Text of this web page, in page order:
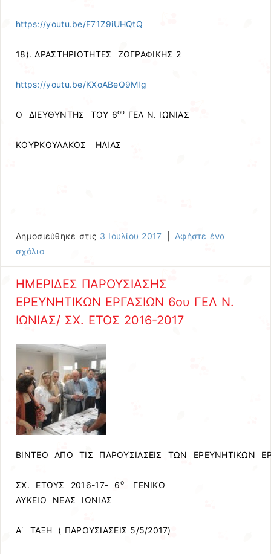
https://youtu.be/F71Z9iUHQtQ
18). ΔΡΑΣΤΗΡΙΟΤΗΤΕΣ ΖΩΓΡΑΦΙΚΗΣ 2
https://youtu.be/KXoABeQ9MIg
Ο ΔΙΕΥΘΥΝΤΗΣ ΤΟΥ 6ου ΓΕΛ Ν. ΙΩΝΙΑΣ
ΚΟΥΡΚΟΥΛΑΚΟΣ ΗΛΙΑΣ
Δημοσιεύθηκε στις 3 Ιουλίου 2017
Αφήστε ένα
σχόλιο
ΗΜΕΡΙΔΕΣ ΠΑΡΟΥΣΙΑΣΗΣ
ΕΡΕΥΝΗΤΙΚΩΝ ΕΡΓΑΣΙΩΝ 6ου ΓΕΛ Ν.
ΙΩΝΙΑΣ/ ΣΧ. ΕΤΟΣ 2016-2017
ΒΙΝΤΕΟ ΑΠΟ ΤΙΣ ΠΑΡΟΥΣΙΑΣΕΙΣ ΤΩΝ ΕΡΕΥΝΗΤΙΚΩΝ
ΣΧ. ΕΤΟΥΣ 2016-17- 6οΓΕΝΙΚΟ
ΛΥΚΕΙΟ ΝΕΑΣ ΙΩΝΙΑΣ
Α΄ ΤΑΞΗ ( ΠΑΡΟΥΣΙΑΣΕΙΣ 5/5/2017)